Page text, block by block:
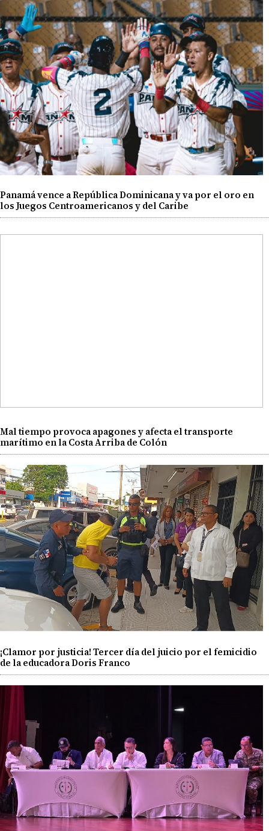
Panamá vence a República Dominicana y va por el oro en
los Juegos Centroamericanos y del Caribe
Mal tiempo provoca apagones y afecta el transporte
marítimo en la Costa Arriba de Colón
¡Clamor por justicia! Tercer día del juicio por el femicidio
de la educadora Doris Franco